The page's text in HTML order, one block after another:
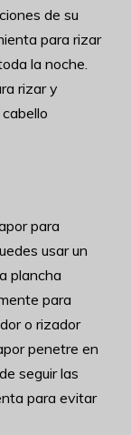
de su
para rizar
la noche.
rizar y
para
usar un
plancha
para
o rizador
penetre en
seguir las
para evitar